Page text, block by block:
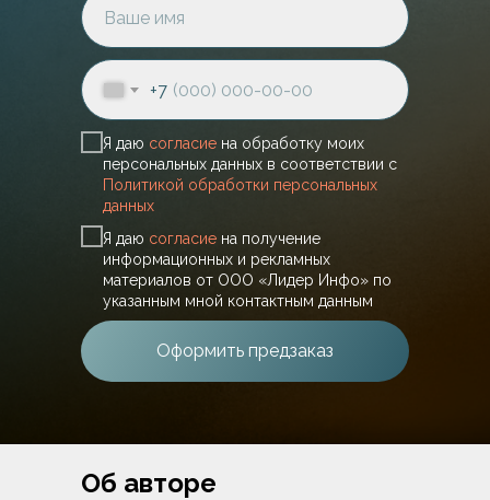
+7
Я даю согласие на обработку моих
персональных данных в соответствии с
Политикой обработки персональных
данных
Я даю согласие на получение
информационных и рекламных
материалов от ООО «Лидер Инфо» по
указанным мной контактным данным
Оформить предзаказ
Об авторе